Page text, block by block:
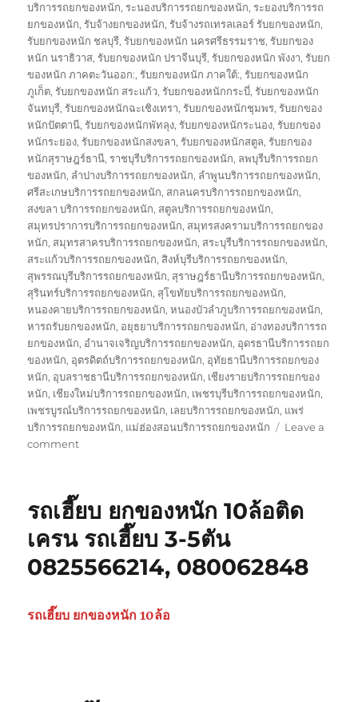
บริการรถยกของหนัก,ระนองบริการรถยกของหนัก,ระยองบริการรถ
ยกของหนัก,รับจ้างยกของหนัก,รับจ้างรถเทรลเลอร์ รับยกของหนัก,
รับยกของหนัก ชลบุรี,รับยกของหนัก นครศรีธรรมราช,รับยกของ
หนัก นราธิวาส,รับยกของหนัก ปราจีนบุรี,รับยกของหนัก พังงา,รับยก
ของหนัก ภาคตะวันออก:,รับยกของหนัก ภาคใต้:,รับยกของหนัก
ภูเก็ต,รับยกของหนัก สระแก้ว,รับยกของหนักกระบี่,รับยกของหนัก
จันทบุรี,รับยกของหนักฉะเชิงเทรา,รับยกของหนักชุมพร,รับยกของ
หนักปัตตานี,รับยกของหนักพัทลุง,รับยกของหนักระนอง,รับยกของ
หนักระยอง,รับยกของหนักสงขลา,รับยกของหนักสตูล,รับยกของ
หนักสุราษฎร์ธานี,ราชบุรีบริการรถยกของหนัก, ลพบุรีบริการรถยก
ของหนัก, ลำปางบริการรถยกของหนัก, ลำพูนบริการรถยกของหนัก,
ศรีสะเกษบริการรถยกของหนัก, สกลนครบริการรถยกของหนัก,
สงขลา บริการรถยกของหนัก, สตูลบริการรถยกของหนัก,
สมุทรปราการบริการรถยกของหนัก, สมุทรสงครามบริการรถยกของ
หนัก, สมุทรสาครบริการรถยกของหนัก, สระบุรีบริการรถยกของหนัก,
สระแก้วบริการรถยกของหนัก, สิงห์บุรีบริการรถยกของหนัก,
สุพรรณบุรีบริการรถยกของหนัก, สุราษฎร์ธานีบริการรถยกของหนัก,
สุรินทร์บริการรถยกของหนัก, สุโขทัยบริการรถยกของหนัก,
หนองคายบริการรถยกของหนัก,หนองบัวลำภูบริการรถยกของหนัก,
หารถรับยกของหนัก, อยุธยาบริการรถยกของหนัก, อ่างทองบริการรถ
ยกของหนัก, อำนาจเจริญบริการรถยกของหนัก, อุดรธานีบริการรถยก
ของหนัก, อุตรดิตถ์บริการรถยกของหนัก, อุทัยธานีบริการรถยกของ
หนัก, อุบลราชธานีบริการรถยกของหนัก, เชียงรายบริการรถยกของ
หนัก, เชียงใหม่บริการรถยกของหนัก, เพชรบุรีบริการรถยกของหนัก,
เพชรบูรณ์บริการรถยกของหนัก, เลยบริการรถยกของหนัก, แพร่
บริการรถยกของหนัก, แม่ฮ่องสอนบริการรถยกของหนัก
Leave a
commenton
ยก
ของ
10ล้อ
บรรทุก
ติด
รถ
รถเฮี๊ยบ ยกของหนัก 10ล้อติด
เครน รถเฮี๊ยบ 3-5ตัน
0825566214, 080062848
รถเฮี๊ยบ ยกของหนัก 10ล้อ